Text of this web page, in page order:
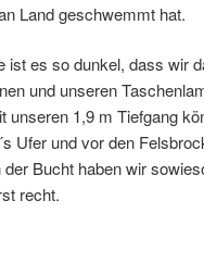
Land geschwemmt hat.
ist es so dunkel, dass wir
und unseren
unseren 1,9 m Tiefgang
Ufer und vor den
Bucht haben wir
recht.